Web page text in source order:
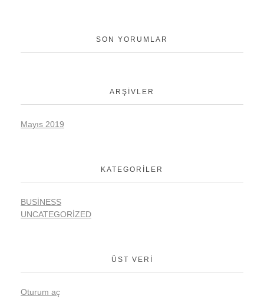
SON YORUMLAR
ARŞIVLER
Mayıs 2019
KATEGORILER
BUSINESS
UNCATEGORIZED
ÜST VERI
Oturum aç